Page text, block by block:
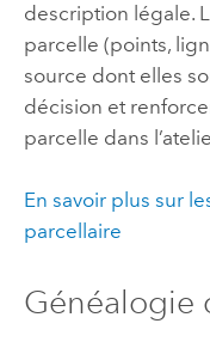
description légale.
parcelle (points,
source dont elles
décision et
parcelle dans
En savoir plus sur
parcellaire
Généalogie